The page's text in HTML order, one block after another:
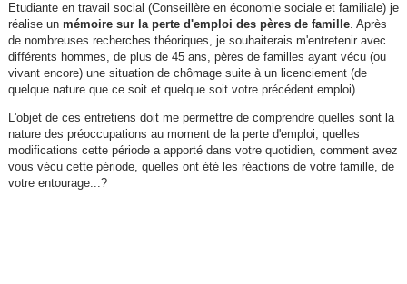
Etudiante en travail social (Conseillère en économie sociale et familiale) je
réalise un mémoire sur la perte d'emploi des pères de famille. Après
de nombreuses recherches théoriques, je souhaiterais m'entretenir avec
différents hommes, de plus de 45 ans, pères de familles ayant vécu (ou
vivant encore) une situation de chômage suite à un licenciement (de
quelque nature que ce soit et quelque soit votre précédent emploi).
L'objet de ces entretiens doit me permettre de comprendre quelles sont la
nature des préoccupations au moment de la perte d'emploi, quelles
modifications cette période a apporté dans votre quotidien, comment avez
vous vécu cette période, quelles ont été les réactions de votre famille, de
votre entourage...?